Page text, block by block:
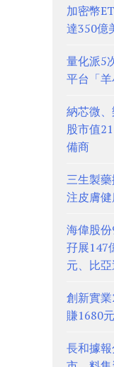
加密幣
達350億
量化派5
平台「
納芯微
股市值
備商
三生製
注皮膚
海偉股
孖展147
元、比
創新實
賺1680
長和據